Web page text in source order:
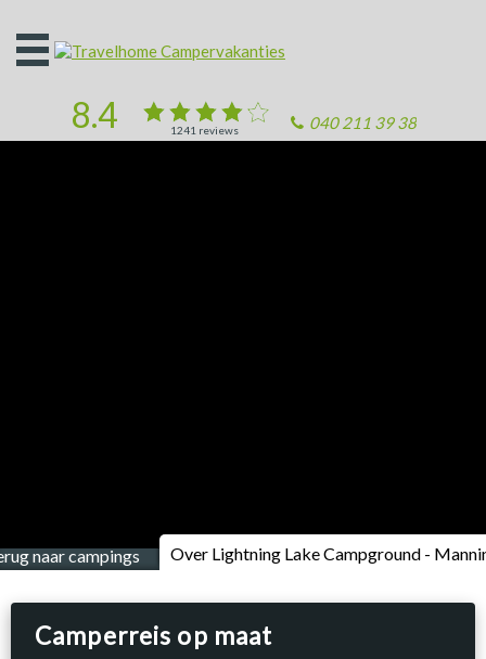
Open
het
040 211 39 38
1241 reviews
8.4
naar campings Over Lightning Lake Campground -
Camperreis op maat